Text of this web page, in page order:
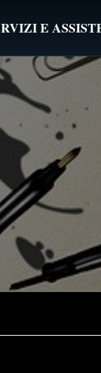
E